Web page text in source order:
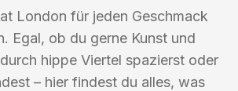
London für jeden Geschmack
Egal, ob du gerne Kunst und
hippe Viertel spazierst oder
– hier findest du alles, was